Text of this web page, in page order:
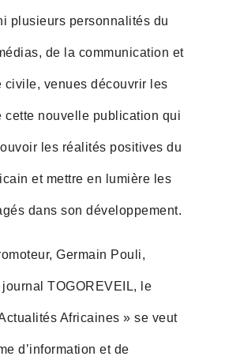
plusieurs personnalités du
de la communication et
civile, venues découvrir les
cette nouvelle publication qui
les réalités positives du
et mettre en lumière les
dans son développement.
Germain Pouli,
TOGOREVEIL, le
Africaines » se veut
d’information et de